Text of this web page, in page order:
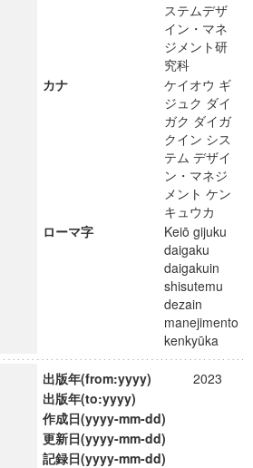
ステムデザ
イン・マネ
ジメント研
究科
カナ
ケイオウ ギ
ジュク ダイ
ガク ダイガ
クイン シス
テム デザイ
ン・マネジ
メント ケン
キュウカ
ローマ字
Keiō gijuku
daigaku
daigakuin
shisutemu
dezain
manejimento
kenkyūka
出版年(from:yyyy)
2023
出版年(to:yyyy)
作成日(yyyy-mm-dd)
更新日(yyyy-mm-dd)
記録日(yyyy-mm-dd)